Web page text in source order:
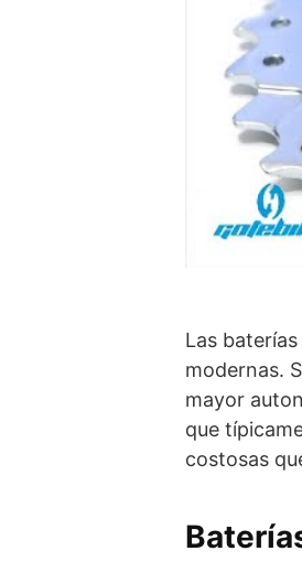
Las
modernas.
mayor
que
costosas